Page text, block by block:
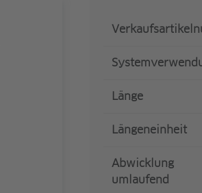
Länge
Längeneinheit
Abwicklung
umlaufend